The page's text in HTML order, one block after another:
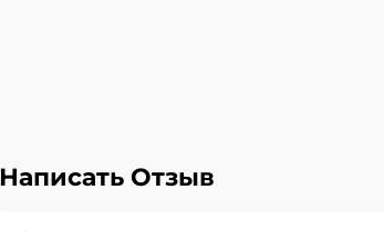
Написать Отзыв